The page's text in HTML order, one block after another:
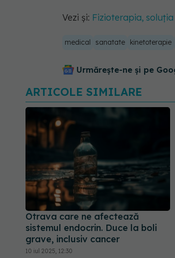
Vezi și: Fizioterapia,
medical sanatate kinetoterapie
Urmărește-ne și pe
ARTICOLE SIMILARE
Otrava care ne afectează
sistemul endocrin. Duce la boli
grave, inclusiv cancer
10 iul 2025, 12:30